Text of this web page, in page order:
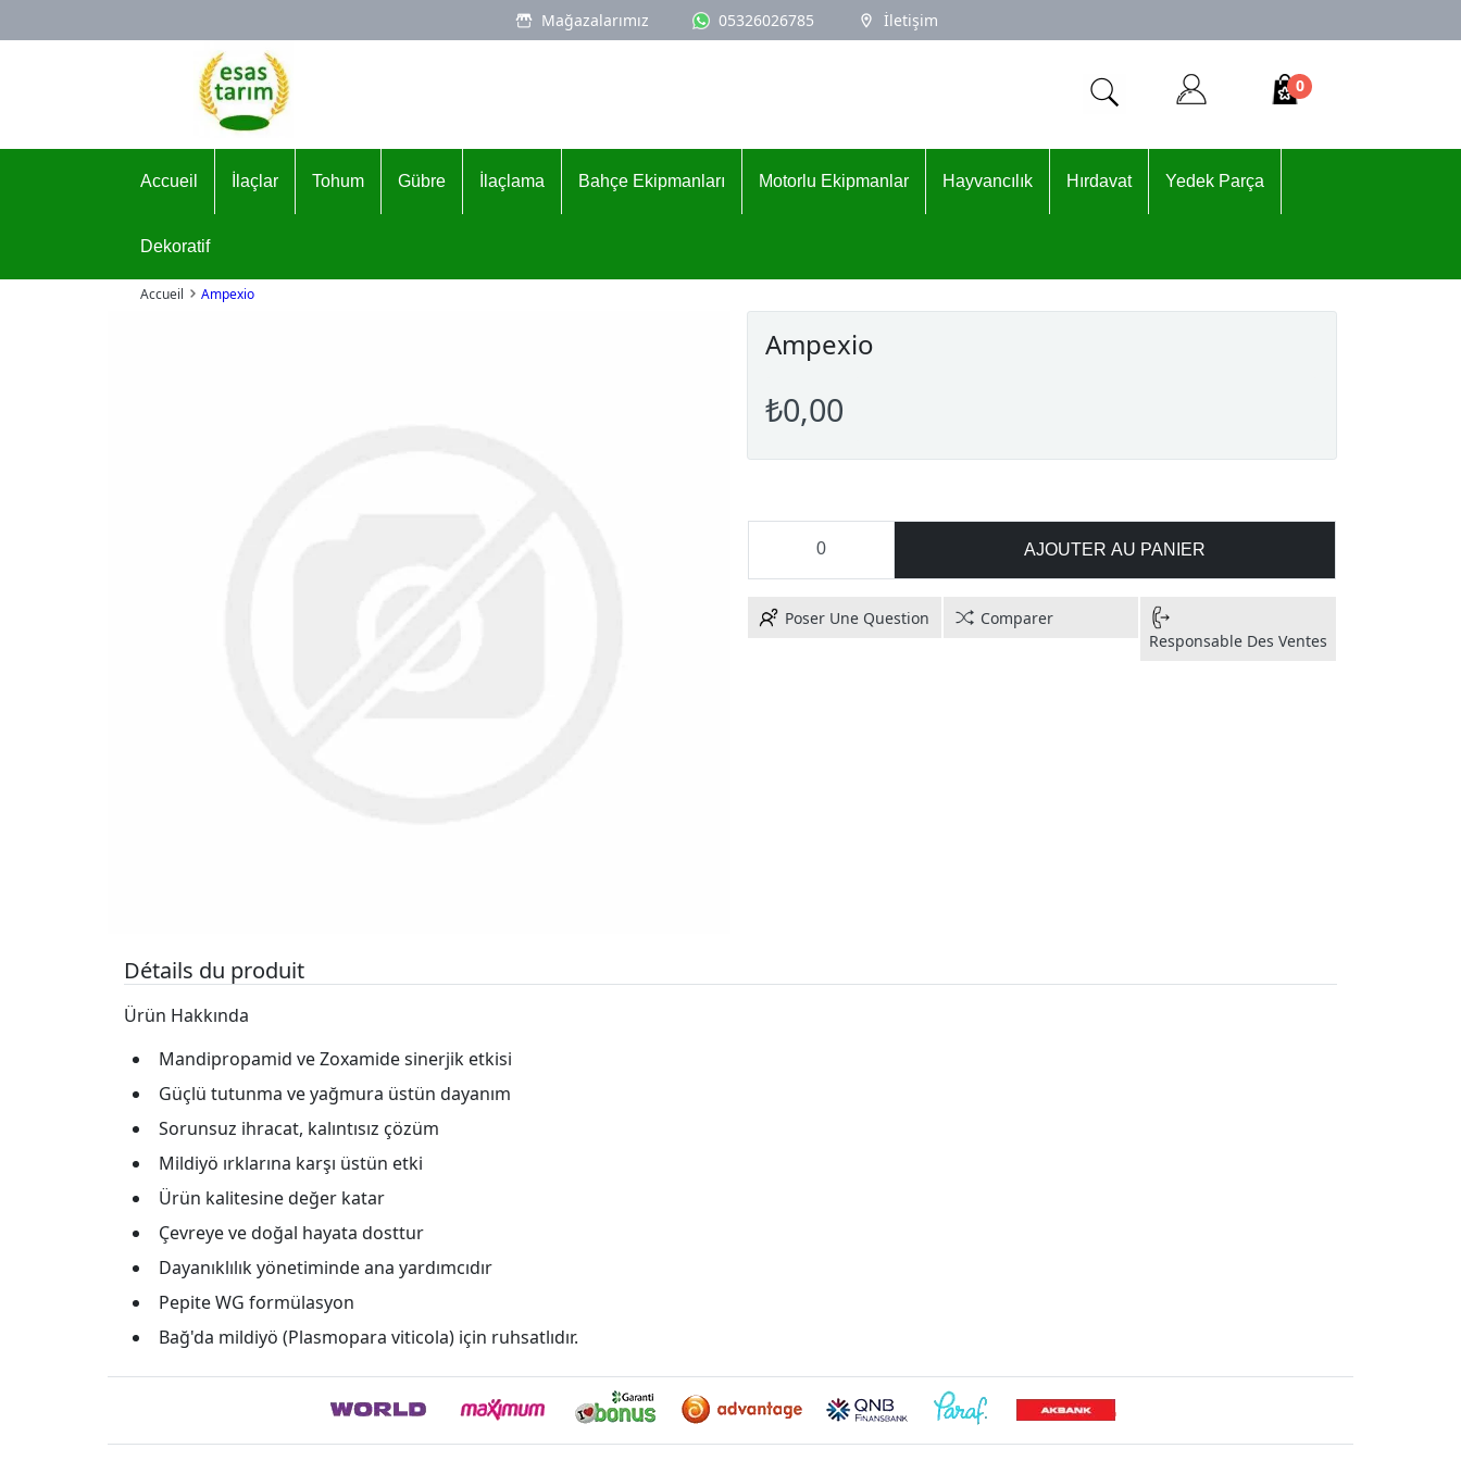
Mağazalarımız 05326026785 İletişim
Logo
0
Accueil İlaçlar Tohum Gübre İlaçlama Bahçe Ekipmanları Motorlu Ekipmanlar Hayvancılık Hırdavat Yedek Parça
Dekoratif
Accueil Ampexio
Ampexio
₺0,00
AJOUTER AU PANIER
Poser Une Question
Comparer
Responsable Des Ventes
Détails du produit
Ürün Hakkında
Mandipropamid ve Zoxamide sinerjik etkisi
Güçlü tutunma ve yağmura üstün dayanım
Sorunsuz ihracat, kalıntısız çözüm
Mildiyö ırklarına karşı üstün etki
Ürün kalitesine değer katar
Çevreye ve doğal hayata dosttur
Dayanıklılık yönetiminde ana yardımcıdır
Pepite WG formülasyon
Bağ'da mildiyö (Plasmopara viticola) için ruhsatlıdır.